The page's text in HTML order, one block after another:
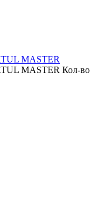
MASTER
MASTER Кол-во